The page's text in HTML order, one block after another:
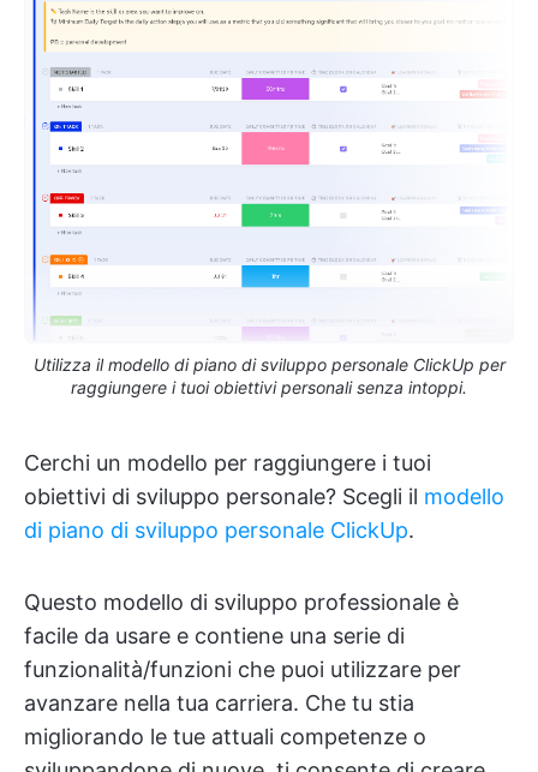
Utilizza il modello di piano di sviluppo personale ClickUp per
raggiungere i tuoi obiettivi personali senza intoppi.
Cerchi un modello per raggiungere i tuoi
obiettivi di sviluppo personale? Scegli il modello
di piano di sviluppo personale ClickUp.
Questo modello di sviluppo professionale è
facile da usare e contiene una serie di
funzionalità/funzioni che puoi utilizzare per
avanzare nella tua carriera. Che tu stia
migliorando le tue attuali competenze o